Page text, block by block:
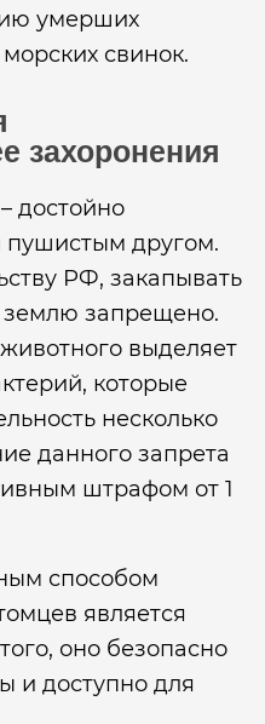
умерших
свинок.
захоронения
достойно
пушистым другом.
РФ, закапывать
запрещено.
выделяет
которые
несколько
данного запрета
штрафом от 1
способом
является
оно безопасно
и доступно для